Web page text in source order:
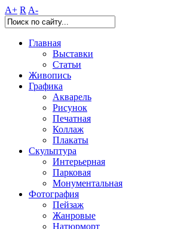
A+ R A-
Главная
Выставки
Статьи
Живопись
Графика
Акварель
Рисунок
Печатная
Коллаж
Плакаты
Скульптура
Интерьерная
Парковая
Монументальная
Фотография
Пейзаж
Жанровые
Натюрморт